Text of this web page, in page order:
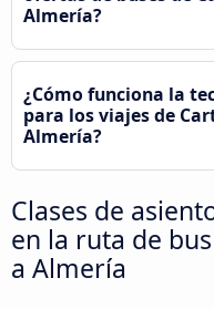
Almería?
¿Cómo funciona la
para los viajes de
Almería?
Clases de
en la ruta de
a Almería